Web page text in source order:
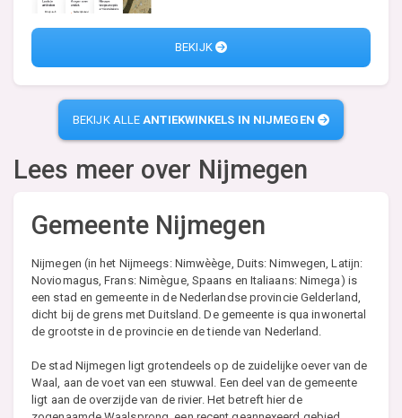
BEKIJK
BEKIJK ALLE ANTIEKWINKELS IN NIJMEGEN
Lees meer over Nijmegen
Gemeente Nijmegen
Nijmegen (in het Nijmeegs: Nimwèège, Duits: Nimwegen, Latijn:
Noviomagus, Frans: Nimègue, Spaans en Italiaans: Nimega) is
een stad en gemeente in de Nederlandse provincie Gelderland,
dicht bij de grens met Duitsland. De gemeente is qua inwonertal
de grootste in de provincie en de tiende van Nederland.
De stad Nijmegen ligt grotendeels op de zuidelijke oever van de
Waal, aan de voet van een stuwwal. Een deel van de gemeente
ligt aan de overzijde van de rivier. Het betreft hier de